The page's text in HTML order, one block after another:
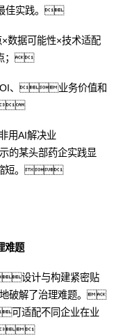
佳实践。
据可能性×技术适配
；
、业务价值和

用AI解决业
某头部药企实践显
缩短。
难题
设计与构建紧密贴
破解了治理难题。
可适配不同企业在业
